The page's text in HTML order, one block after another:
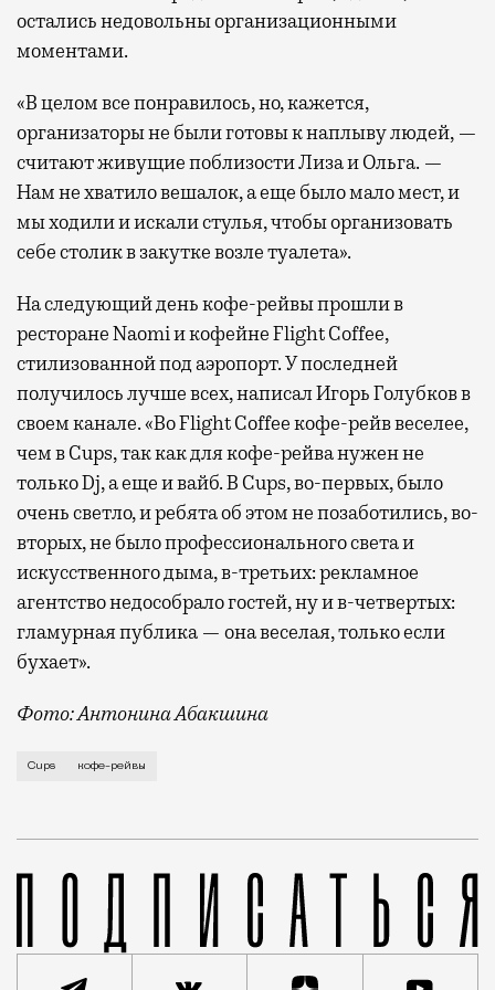
остались недовольны организационными
моментами.
«В целом все понравилось, но, кажется,
организаторы не были готовы к наплыву людей, —
считают живущие поблизости Лиза и Ольга. —
Нам не хватило вешалок, а еще было мало мест, и
мы ходили и искали стулья, чтобы организовать
себе столик в закутке возле туалета».
На следующий день кофе-рейвы прошли в
ресторане Naomi и кофейне Flight Coffee,
стилизованной под аэропорт. У последней
получилось лучше всех, написал Игорь Голубков в
своем канале. «Во Flight Coffee кофе-рейв веселее,
чем в Cups, так как для кофе-рейва нужен не
только Dj, а еще и вайб. В Cups, во-первых, было
очень светло, и ребята об этом не позаботились, во-
вторых, не было профессионального света и
искусственного дыма, в-третьих: рекламное
агентство недособрало гостей, ну и в-четвертых:
гламурная публика — она веселая, только если
бухает».
Фото: Антонина Абакшина
За прошедшие выходные в Москве прошло
Cups кофе-рейвы